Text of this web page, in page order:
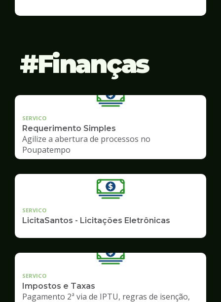
Finanças
SERVICO
Requerimento Simples
Agilize a abertura de processos no
Poupatempo
SERVICO
LicitaSantos - Licitações Eletrônicas
SERVICO
Impostos e Taxas
Pagamento 2ª via de IPTU, regras de isenção,